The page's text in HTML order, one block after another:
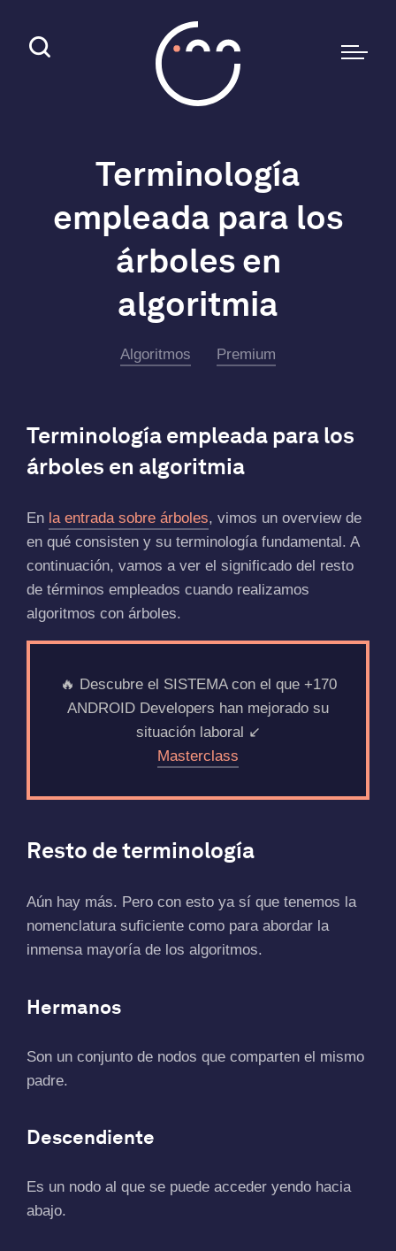
Terminología
empleada para los
árboles en
algoritmia
Algoritmos Premium
Terminología empleada para los
árboles en algoritmia
En la entrada sobre árboles, vimos un overview de
en qué consisten y su terminología fundamental. A
continuación, vamos a ver el significado del resto
de términos empleados cuando realizamos
algoritmos con árboles.
🔥 Descubre el SISTEMA con el que +170
ANDROID Developers han mejorado su
situación laboral ↙️
Masterclass
Resto de terminología
Aún hay más. Pero con esto ya sí que tenemos la
nomenclatura suficiente como para abordar la
inmensa mayoría de los algoritmos.
Hermanos
Son un conjunto de nodos que comparten el mismo
padre.
Descendiente
Es un nodo al que se puede acceder yendo hacia
abajo.